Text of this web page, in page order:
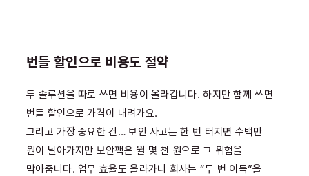
번들 할인으로 비용도 절약
두 솔루션을 따로 쓰면 비용이 올라갑니다. 하지만 함께 쓰면
번들 할인으로 가격이 내려가요.
그리고 가장 중요한 건… 보안 사고는 한 번 터지면 수백만
원이 날아가지만 보안팩은 월 몇 천 원으로 그 위험을
막아줍니다. 업무 효율도 올라가니 회사는 “두 번 이득”을